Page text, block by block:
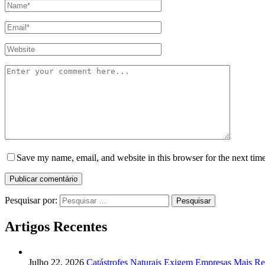
Save my name, email, and website in this browser for the next
Pesquisar por:
Artigos Recentes
Julho 22, 2026 Catástrofes Naturais Exigem Empresas Mais